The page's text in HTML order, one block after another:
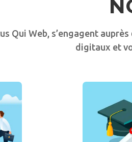
Qui Web, s’engagent
digitaux et